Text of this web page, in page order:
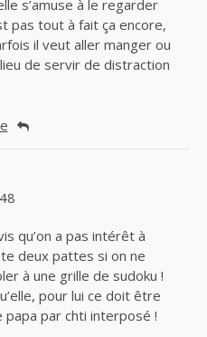
s’amuse à le regarder
pas tout à fait ça encore,
il veut aller manger ou
de servir de distraction
qu’on a pas intérêt à
deux pattes si on ne
à une grille de sudoku !
pour lui ce doit être
papa par chti interposé !